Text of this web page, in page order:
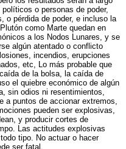
o personas de poder,
o pérdida de poder, e incluso la
como Marte quedan en
a los Nodos Lunares, y se
algún atentado o conflicto
incendios, erupciones
etc, Lo más probable que
de la bolsa, la caída de
el quiebre económico de algún
sin odios ni resentimientos,
a puntos de accionar extremos,
pueden ser explosivas,
y producir cortes de
Las actitudes explosivas
tipo. No actuar o hacer
ser fatal.